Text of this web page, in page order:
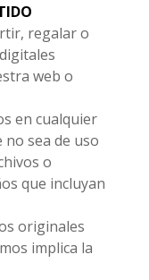
regalar o
web o
en cualquier
sea de uso
o
que incluyan
originales
implica la